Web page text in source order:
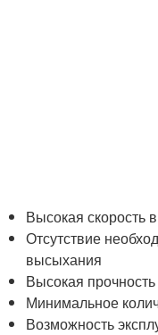
Высокая скорость
Отсутствие
высыхания
Высокая
Минимальное
Возможность